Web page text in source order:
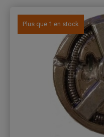
Plus que 1 en stock